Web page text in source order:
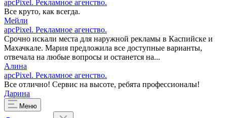
apcPixel. Рекламное агенство.
Все круто, как всегда.
Мейли
apcPixel. Рекламное агенство.
Срочно искали места для наружной рекламы в Каспийске и
Махачкале. Мария предложила все доступные варианты,
отвечала на любые вопросы и останется на...
Алина
apcPixel. Рекламное агенство.
Все отлично! Сервис на высоте, ребята профессионалы!
Дарина
Меню